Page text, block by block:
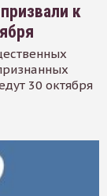
к
30 октября